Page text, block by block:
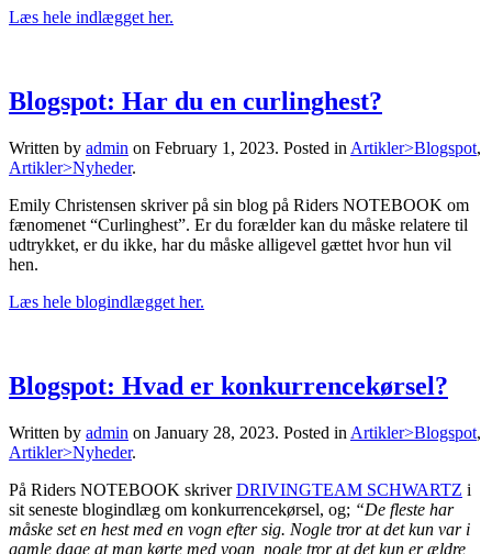
Læs hele indlægget her.
Blogspot: Har du en curlinghest?
Written by admin on February 1, 2023. Posted in Artikler>Blogspot,
Artikler>Nyheder.
Emily Christensen skriver på sin blog på Riders NOTEBOOK om
fænomenet “Curlinghest”. Er du forælder kan du måske relatere til
udtrykket, er du ikke, har du måske alligevel gættet hvor hun vil
hen.
Læs hele blogindlægget her.
Blogspot: Hvad er konkurrencekørsel?
Written by admin on January 28, 2023. Posted in Artikler>Blogspot,
Artikler>Nyheder.
På Riders NOTEBOOK skriverDRIVINGTEAM SCHWARTZ i
sit seneste blogindlæg om konkurrencekørsel, og; “De fleste har
måske set en hest med en vogn efter sig. Nogle tror at det kun var i
gamle dage at man kørte med vogn, nogle tror at det kun er ældre